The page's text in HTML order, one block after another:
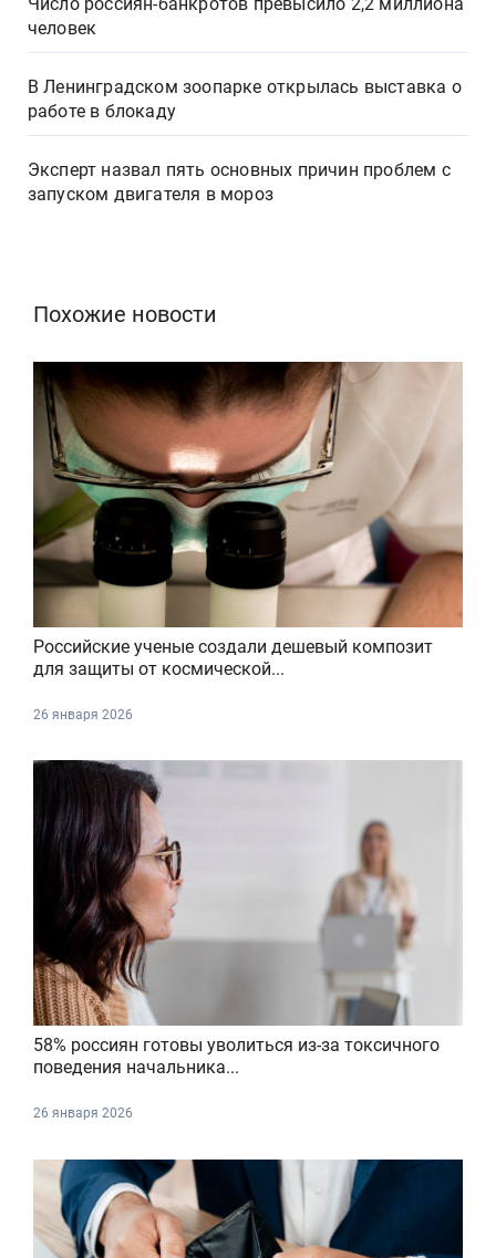
человек
В Ленинградском зоопарке открылась выставка о
работе в блокаду
Эксперт назвал пять основных причин проблем с
запуском двигателя в мороз
Похожие новости
Российские ученые создали дешевый композит
для защиты от космической...
26 января 2026
58% россиян готовы уволиться из-за токсичного
поведения начальника...
26 января 2026